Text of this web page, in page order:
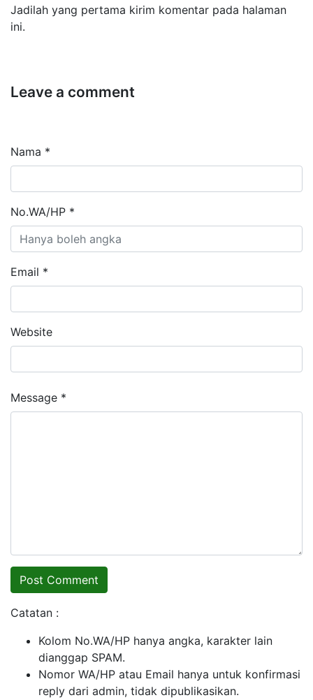
Jadilah yang pertama kirim komentar pada halaman
ini.
Leave a comment
Nama *
No.WA/HP *
Email *
Website
Message *
Catatan :
Kolom No.WA/HP hanya angka, karakter lain
dianggap SPAM.
Nomor WA/HP atau Email hanya untuk konfirmasi
reply dari admin, tidak dipublikasikan.